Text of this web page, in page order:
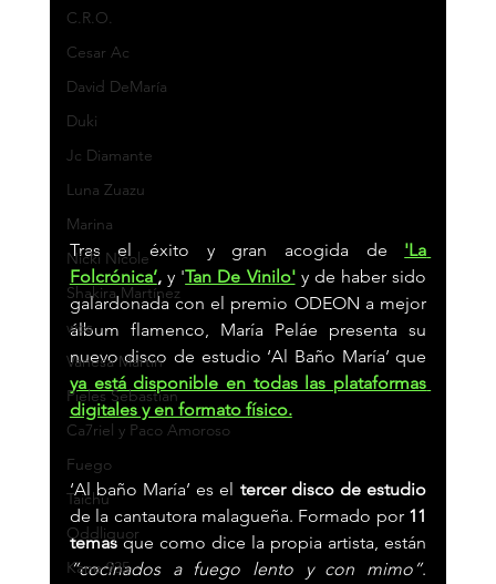
C.R.O.
Cesar Ac
David DeMaría
Duki
Jc Diamante
Luna Zuazu
Marina
Nicki Nicole
Shakira Martínez
wos
Vanesa Martín
Pieles Sebastian
Ca7riel y Paco Amoroso
Fuego
Taichu
Oddliquor
Kane 935
Tras el éxito y gran acogida de
'La
Folcrónica’, y 'Tan De Vinilo' y de haber sido
galardonada con el premio ODEON a mejor
álbum flamenco, María Peláe presenta su
ya está disponible en todas las plataformas
digitales y en formato físico.
‘Al baño María’ es el tercer disco de estudio
de la cantautora malagueña. Formado por 11
temas
”cocinados a fuego lento y con mimo”.